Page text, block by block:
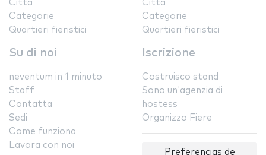
Città
Categorie
Quartieri fieristici
Città
Categorie
Quartieri fieristici
Su di noi
neventum in 1 minuto
Staff
Contatta
Sedi
Come funziona
Lavora con noi
Iscrizione
Costruisco stand
Sono un'agenzia di
hostess
Organizzo Fiere
Preferencias de